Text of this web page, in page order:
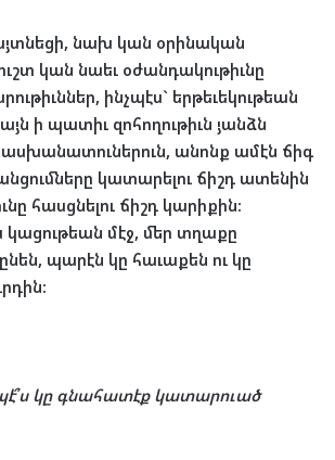
, նախ կան օրինական
կան նաեւ օժանդակութիւնը
, ինչպէս` երթեւեկութեան
ի պատիւ զոհողութիւն յանձն
, անոնք ամէն ճիգ
կատարելու ճիշդ ատենին
հասցնելու ճիշդ կարիքին:
կացութեան մէջ, մեր տղաքը
, պարէն կը հաւաքեն ու կը
:
կը գնահատէք կատարուած